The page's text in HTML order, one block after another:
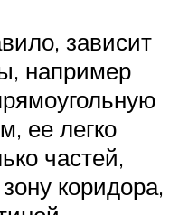
зависит
например
ее легко
частей,
коридора,